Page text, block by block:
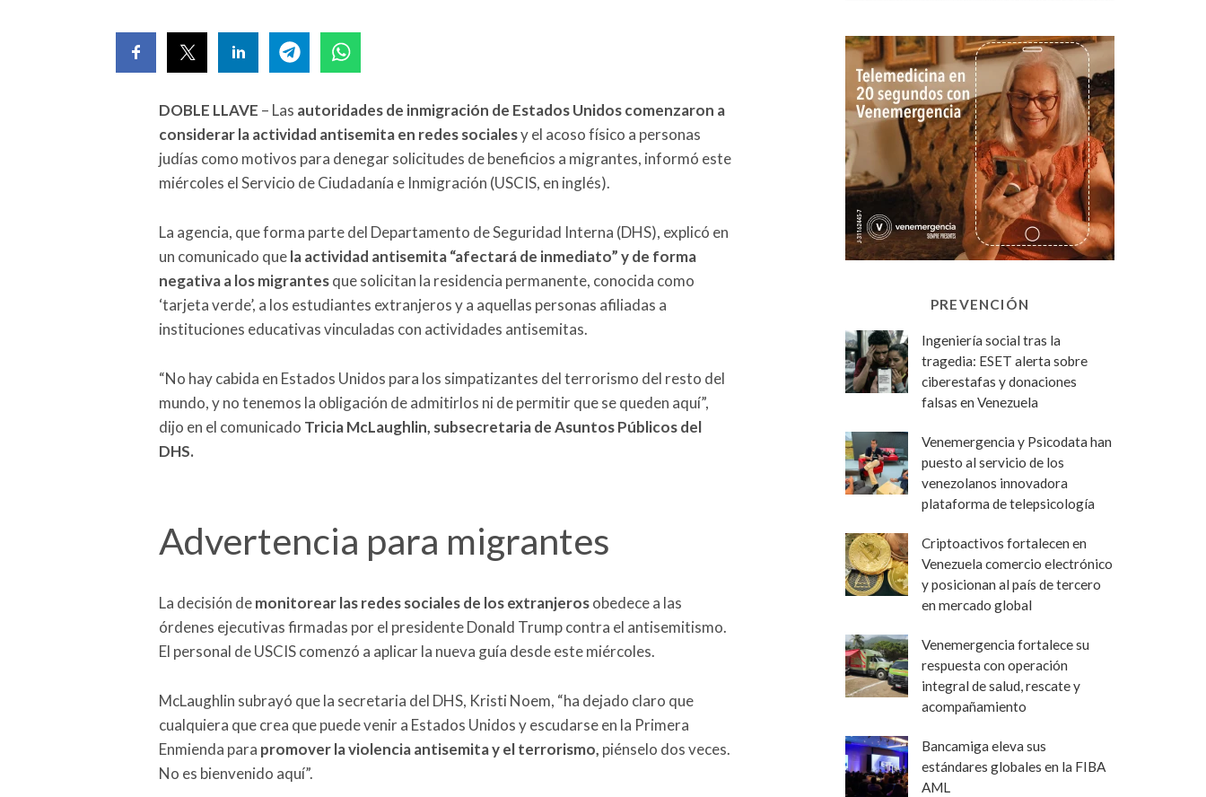
DOBLE LLAVE – Las autoridades de inmigración de Estados Unidos comenzaron a
considerar la actividad antisemita en redes socialesy el acoso físico a personas
judías como motivos para denegar solicitudes de beneficios a migrantes, informó este
miércoles el Servicio de Ciudadanía e Inmigración (USCIS, en inglés).
La agencia, que forma parte del Departamento de Seguridad Interna (DHS), explicó en
un comunicado quela actividad antisemita “afectará de inmediato” y de forma
negativa a los migrantesque solicitan la residencia permanente, conocida como
‘tarjeta verde’, a los estudiantes extranjeros y a aquellas personas afiliadas a
instituciones educativas vinculadas con actividades antisemitas.
“No hay cabida en Estados Unidos para los simpatizantes del terrorismo del resto del
mundo, y no tenemos la obligación de admitirlos ni de permitir que se queden aquí”,
dijo en el comunicado Tricia McLaughlin, subsecretaria de Asuntos Públicos del
DHS.
Advertencia para migrantes
La decisión demonitorear las redes sociales de los extranjerosobedece a las
órdenes ejecutivas firmadas por el presidente Donald Trump contra el antisemitismo.
El personal de USCIS comenzó a aplicar la nueva guía desde este miércoles.
McLaughlin subrayó que la secretaria del DHS, Kristi Noem, “ha dejado claro que
cualquiera que crea que puede venir a Estados Unidos y escudarse en la Primera
Enmienda para promover la violencia antisemita y el terrorismo, piénselo dos veces.
No es bienvenido aquí”.
PREVENCIÓN
Ingeniería social tras la
tragedia: ESET alerta sobre
ciberestafas y donaciones
falsas en Venezuela
Venemergencia y Psicodata han
puesto al servicio de los
venezolanos innovadora
plataforma de telepsicología
Criptoactivos fortalecen en
Venezuela comercio electrónico
y posicionan al país de tercero
en mercado global
Venemergencia fortalece su
respuesta con operación
integral de salud, rescate y
acompañamiento
Bancamiga eleva sus
estándares globales en la FIBA
AML